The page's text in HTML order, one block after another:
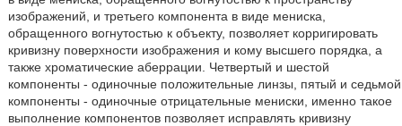
изображений, и третьего компонента в виде мениска,
обращенного вогнутостью к объекту, позволяет корригировать
кривизну поверхности изображения и кому высшего порядка, а
также хроматические аберрации. Четвертый и шестой
компоненты - одиночные положительные линзы, пятый и седьмой
компоненты - одиночные отрицательные мениски, именно такое
выполнение компонентов позволяет исправлять кривизну